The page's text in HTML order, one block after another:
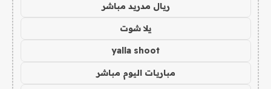
ريال مدريد مباشر
يلا شوت
yalla shoot
مباريات اليوم مباشر